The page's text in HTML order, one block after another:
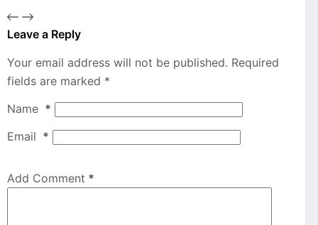
Leave a Reply
Your email address will not be published. Required
fields are marked *
Name *
Email *
Add Comment *